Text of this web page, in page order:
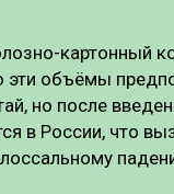
картонный
объёмы
но после
в России, что